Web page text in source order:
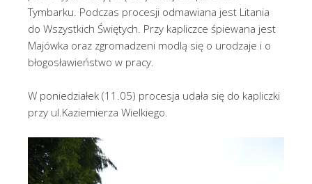
Tymbarku. Podczas procesji odmawiana jest Litania
do Wszystkich Świętych. Przy kapliczce śpiewana jest
Majówka oraz zgromadzeni modlą się o urodzaje i o
błogosławieństwo w pracy.
W poniedziałek (11.05) procesja udała się do kapliczki
przy ul.Kaziemierza Wielkiego.